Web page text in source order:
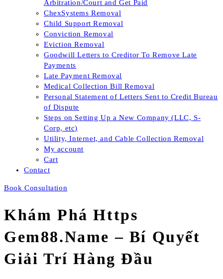
Arbitration/Court and Get Paid
ChexSystems Removal
Child Support Removal
Conviction Removal
Eviction Removal
Goodwill Letters to Creditor To Remove Late
Payments
Late Payment Removal
Medical Collection Bill Removal
Personal Statement of Letters Sent to Credit Bureau
of Dispute
Steps on Setting Up a New Company (LLC, S-
Corp, etc)
Utility, Internet, and Cable Collection Removal
My account
Cart
Contact
Book Consultation
Khám Phá Https
Gem88.Name – Bí Quyết
Giải Trí Hàng Đầu